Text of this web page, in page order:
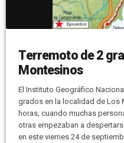
Terremoto de 2
Montesinos
El Instituto Geográfico
grados en la localidad de Los
horas, cuando muchas
otras empezaban a
en este viernes 24 de